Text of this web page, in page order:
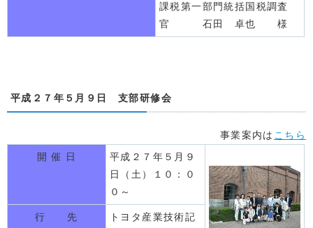
課税第一部門統括国税調査
官 石田 卓也 様
平成２７年５月９日 支部研修会
事業案内は こちら
開 催 日
平成２７年５月９
日（土）１０：０
０～
行 先
トヨタ産業技術記